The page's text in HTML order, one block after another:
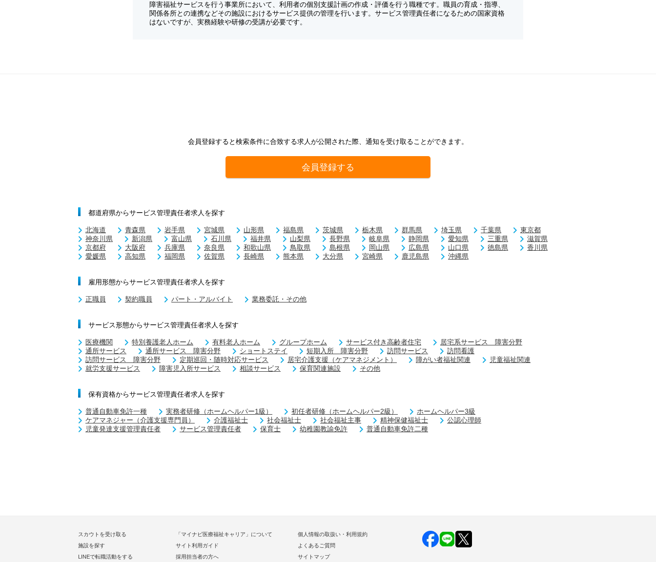
障害福祉サービスを行う事業所において、利用者の個別支援計画の作成・評価を行う職種です。職員の育成・指導、
関係各所との連携などその施設におけるサービス提供の管理を行います。サービス管理責任者になるための国家資格
はないですが、実務経験や研修の受講が必要です。
会員登録すると検索条件に合致する求人が公開された際、通知を受け取ることができます。
会員登録する
都道府県からサービス管理責任者求人を探す
北海道 青森県 岩手県 宮城県 山形県 福島県 茨城県 栃木県 群馬県 埼玉県 千葉県
東京都
神奈川県
新潟県 富山県 石川県 福井県 山梨県 長野県 岐阜県 静岡県 愛知県 三重県
滋賀県
京都府
大阪府 兵庫県 奈良県 和歌山県 鳥取県 島根県 岡山県 広島県 山口県 徳島県
香川県
愛媛県
高知県 福岡県 佐賀県 長崎県 熊本県 大分県 宮崎県 鹿児島県 沖縄県
雇用形態からサービス管理責任者求人を探す
正職員 契約職員 パート・アルバイト 業務委託・その他
サービス形態からサービス管理責任者求人を探す
医療機関 特別養護老人ホーム 有料老人ホーム グループホーム サービス付き高齢者住宅
居宅系サービス 障害分野
通所サービス
通所サービス 障害分野 ショートステイ 短期入所 障害分野 訪問サービス
訪問看護
訪問サービス 障害分野
定期巡回・随時対応サービス 居宅介護支援（ケアマネジメント） 障がい者福祉関連
児童福祉関連
就労支援サービス
障害児入所サービス 相談サービス 保育関連施設 その他
保有資格からサービス管理責任者求人を探す
普通自動車免許一種 実務者研修（ホームヘルパー1級） 初任者研修（ホームヘルパー2級）
ホームヘルパー3級
ケアマネジャー（介護支援専門員）
介護福祉士 社会福祉士 社会福祉主事 精神保健福祉士
公認心理師
児童発達支援管理責任者
サービス管理責任者 保育士 幼稚園教諭免許 普通自動車免許二種
スカウトを受け取る
施設を探す
LINEで転職活動をする
「マイナビ医療福祉キャリア」について
サイト利用ガイド
採用担当者の方へ
個人情報の取扱い・利用規約
よくあるご質問
サイトマップ